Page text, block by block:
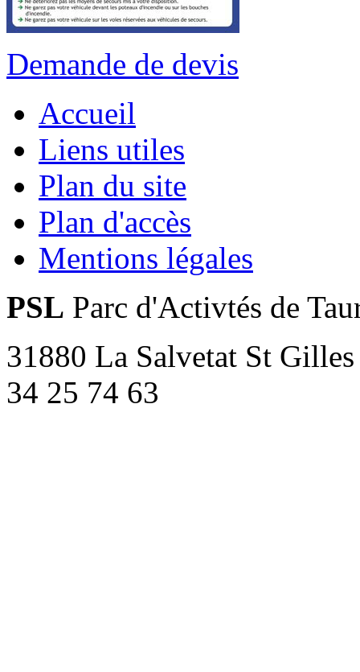
Demande de devis
Accueil
Liens utiles
Plan du site
Plan d'accès
Mentions légales
PSL Parc d'Activtés de
31880 La Salvetat St
34 25 74 63